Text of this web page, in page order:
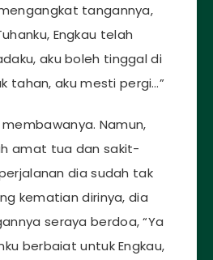
tangannya,
Engkau telah
aku boleh tinggal di
tahan, aku mesti pergi…”
Namun,
amat tua dan sakit-
dia sudah tak
kematian dirinya, dia
seraya berdoa, “Ya
berbaiat untuk Engkau,